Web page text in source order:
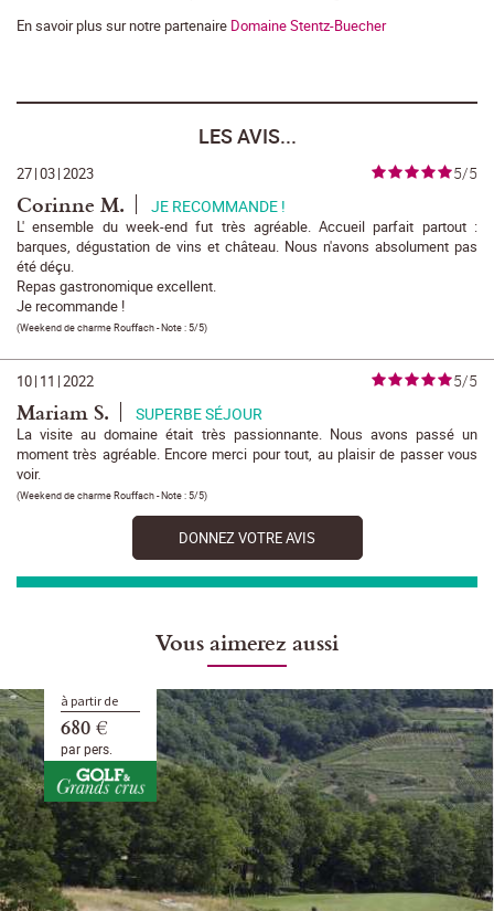
En savoir plus sur notre partenaire Domaine Stentz-Buecher
LES AVIS...
27|03|2023 5/5
Corinne M. JE RECOMMANDE !
L' ensemble du week-end fut très agréable. Accueil parfait partout :
barques, dégustation de vins et château. Nous n'avons absolument pas
été déçu.
Repas gastronomique excellent.
Je recommande !
(Weekend de charme Rouffach- Note :5/5)
10| 11 |2022 5/5
Mariam S. SUPERBE SÉJOUR
La visite au domaine était très passionnante. Nous avons passé un
moment très agréable. Encore merci pour tout, au plaisir de passer vous
voir.
(Weekend de charme Rouffach- Note :5/5)
DONNEZ VOTRE AVIS
Vous aimerez aussi
à partir de
680 €
par pers.